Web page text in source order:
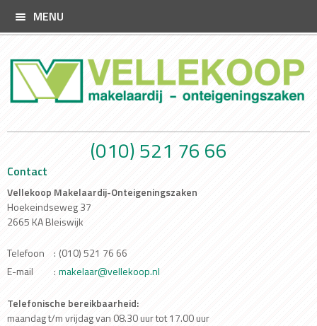
MENU
(010) 521 76 66
Contact
Vellekoop Makelaardij-Onteigeningszaken
Hoekeindseweg 37
2665 KA Bleiswijk
Telefoon : (010) 521 76 66
E-mail
: makelaar@vellekoop.nl
Telefonische bereikbaarheid:
maandag t/m vrijdag van 08.30 uur tot 17.00 uur